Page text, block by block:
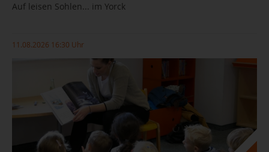
Auf leisen Sohlen... im Yorck
11.08.2026 16:30 Uhr